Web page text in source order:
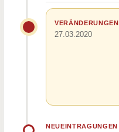
VERÄNDERUNGEN
27.03.2020
NEUEINTRAGUNGEN